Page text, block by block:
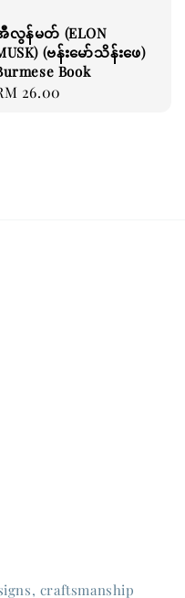
လွန်မတ် (ELON
(ဗန်းမော်သိန်းဖေ)
Book
26.00
craftsmanship